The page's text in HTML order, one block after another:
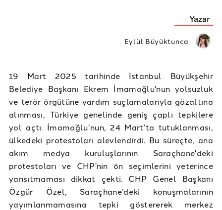
Yazar
Eylül Büyüktunca
19 Mart 2025 tarihinde İstanbul Büyükşehir
Belediye Başkanı Ekrem İmamoğlu'nun yolsuzluk
ve terör örgütüne yardım suçlamalarıyla gözaltına
alınması, Türkiye genelinde geniş çaplı tepkilere
yol açtı. İmamoğlu’nun, 24 Mart’ta tutuklanması,
ülkedeki protestoları alevlendirdi. Bu süreçte, ana
akım medya kuruluşlarının Saraçhane'deki
protestoları ve CHP'nin ön seçimlerini yeterince
yansıtmaması dikkat çekti. CHP Genel Başkanı
Özgür Özel, Saraçhane’deki konuşmalarının
yayımlanmamasına tepki göstererek merkez